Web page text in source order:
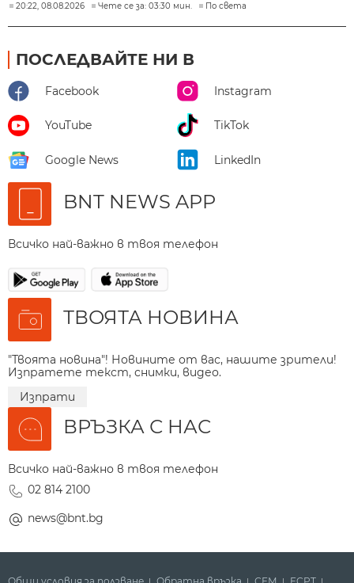
20:22, 08.08.2026 Чете се за: 03:30 мин. По света
ПОСЛЕДВАЙТЕ НИ В
Facebook Instagram
YouTube TikTok
Google News LinkedIn
BNT NEWS APP
Всичко най-важно в твоя телефон
ТВОЯТА НОВИНА
"Твоята новина"! Новините от вас, нашите зрители!
Изпратете текст, снимки, видео.
Изпрати
ВРЪЗКА С НАС
Всичко най-важно в твоя телефон
02 814 2100
news@bnt.bg